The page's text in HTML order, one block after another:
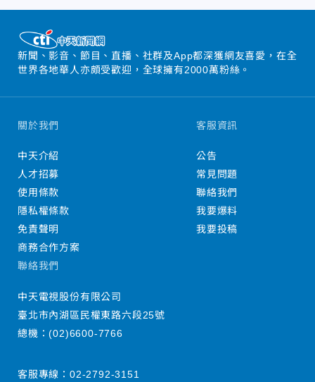
新聞、影音、節目、直播、社群及App都深獲網友喜愛，在全
世界各地華人亦頗受歡迎，全球擁有2000萬粉絲。
關於我們
中天介紹
人才招募
使用條款
隱私權條款
免責聲明
商務合作方案
客服資訊
公告
常見問題
聯絡我們
我要爆料
我要投稿
聯絡我們
中天電視股份有限公司
臺北市內湖區民權東路六段25號
總機：(02)6600-7766
客服專線： 02-2792-3151